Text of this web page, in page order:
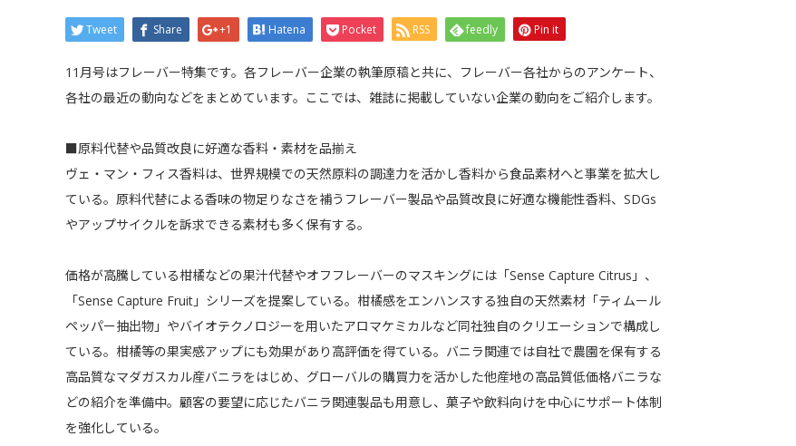
Tweet Share +1 Hatena Pocket RSS feedly Pin it
11月号はフレーバー特集です。各フレーバー企業の執筆原稿と共に、フレーバー各社からのアンケート、
各社の最近の動向などをまとめています。ここでは、雑誌に掲載していない企業の動向をご紹介します。
■原料代替や品質改良に好適な香料・素材を品揃え
ヴェ・マン・フィス香料は、世界規模での天然原料の調達力を活かし香料から食品素材へと事業を拡大し
ている。原料代替による香味の物足りなさを補うフレーバー製品や品質改良に好適な機能性香料、SDGs
やアップサイクルを訴求できる素材も多く保有する。
価格が高騰している柑橘などの果汁代替やオフフレーバーのマスキングには「Sense Capture Citrus」、
「Sense Capture Fruit」シリーズを提案している。柑橘感をエンハンスする独自の天然素材「ティムール
ペッパー抽出物」やバイオテクノロジーを用いたアロマケミカルなど同社独自のクリエーションで構成し
ている。柑橘等の果実感アップにも効果があり高評価を得ている。バニラ関連では自社で農園を保有する
高品質なマダガスカル産バニラをはじめ、グローバルの購買力を活かした他産地の高品質低価格バニラな
どの紹介を準備中。顧客の要望に応じたバニラ関連製品も用意し、菓子や飲料向けを中心にサポート体制
を強化している。